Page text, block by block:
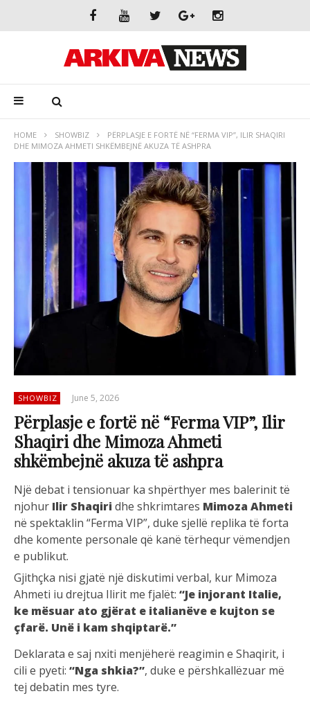
HOME SHOWBIZ
PËRPLASJE E FORTË NË “FERMA VIP”, ILIR SHAQIRI
DHE MIMOZA AHMETI SHKËMBEJNË AKUZA TË ASHPRA
SHOWBIZ June 5, 2026
Përplasje e fortë në “Ferma VIP”, Ilir
Shaqiri dhe Mimoza Ahmeti
shkëmbejnë akuza të ashpra
Një debat i tensionuar ka shpërthyer mes balerinit të
njohur Ilir Shaqiri dhe shkrimtares Mimoza Ahmeti
në spektaklin “Ferma VIP”, duke sjellë replika të forta
dhe komente personale që kanë tërhequr vëmendjen
e publikut.
Gjithçka nisi gjatë një diskutimi verbal, kur Mimoza
Ahmeti iu drejtua Ilirit me fjalët: “Je injorant Italie,
ke mësuar ato gjërat e italianëve e kujton se
çfarë. Unë i kam shqiptarë.”
Deklarata e saj nxiti menjëherë reagimin e Shaqirit, i
cili e pyeti: “Nga shkia?”, duke e përshkallëzuar më
tej debatin mes tyre.